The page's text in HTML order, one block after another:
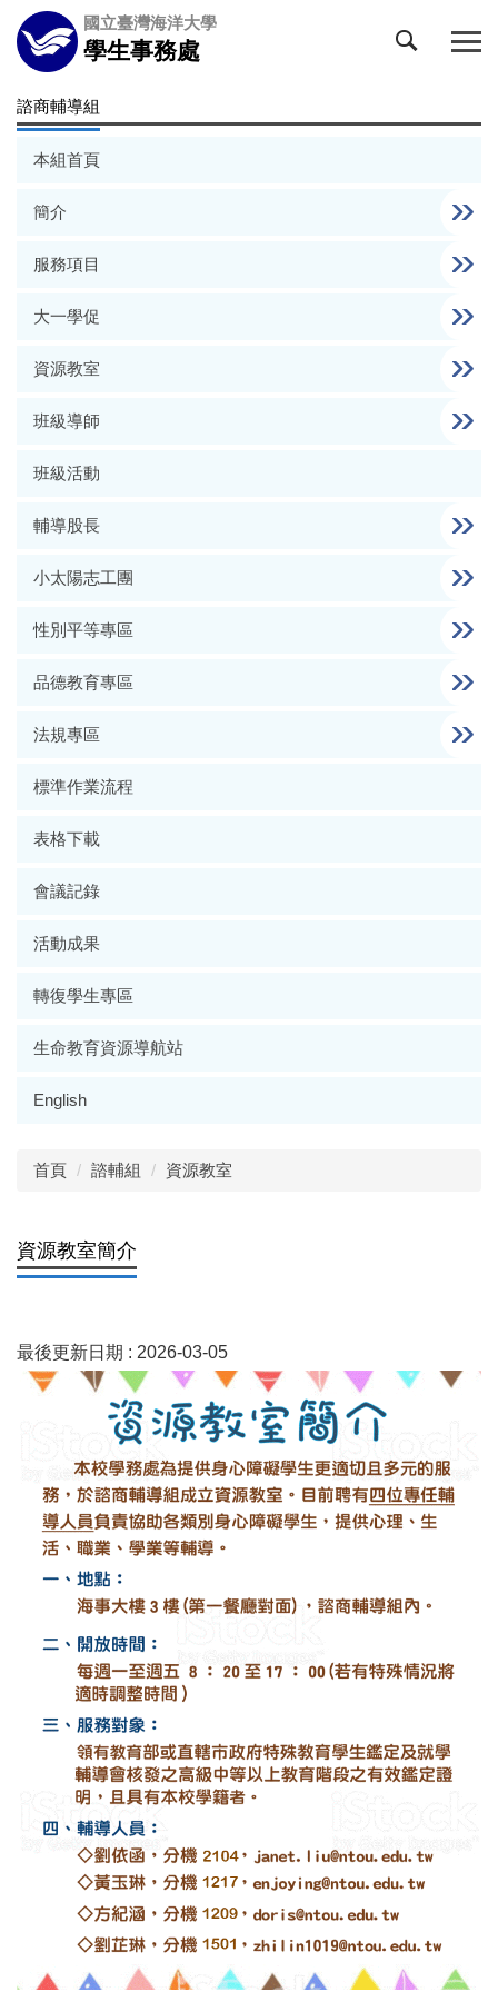
跳
到
主
內
國立臺灣海洋大學
學生事務處
諮商輔導組
本組首頁
簡介
服務項目
大一學促
資源教室
班級導師
班級活動
輔導股長
小太陽志工團
性別平等專區
品德教育專區
法規專區
標準作業流程
表格下載
會議記錄
活動成果
轉復學生專區
生命教育資源導航站
English
首頁 諮輔組 資源教室
資源教室簡介
最後更新日期 : 2026-03-05